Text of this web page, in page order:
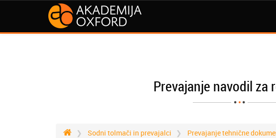
Prevajanje navodil za
Sodni tolmači in prevajalci Prevajanje tehnične